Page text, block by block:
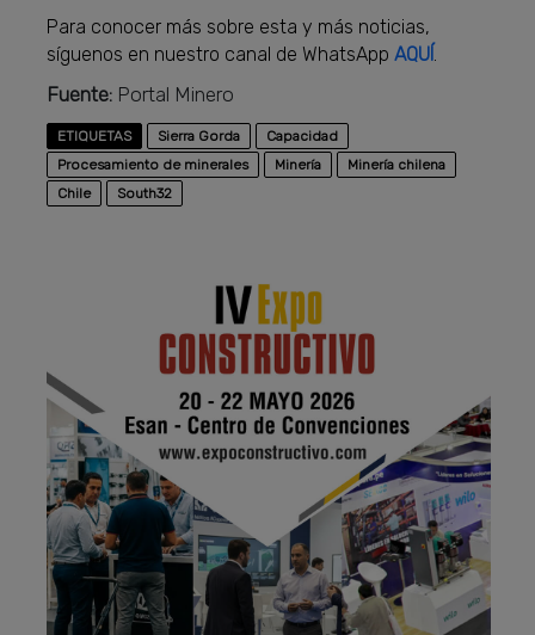
Para conocer más sobre esta y más noticias,
síguenos en nuestro canal de WhatsAppAQUÍ .
Fuente: Portal Minero
ETIQUETAS Sierra Gorda
Capacidad
Procesamiento de minerales
Minería
Minería chilena
Chile
South32